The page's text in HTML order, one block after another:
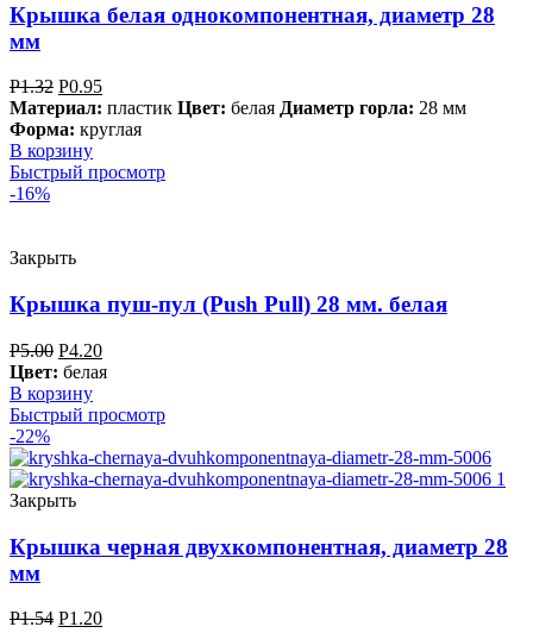
Крышка белая однокомпонентная, диаметр 28
мм
Р1.32 Р0.95
Материал: пластик Цвет: белая Диаметр горла: 28 мм
Форма: круглая
В корзину
Быстрый просмотр
-16%
Закрыть
Крышка пуш-пул (Push Pull) 28 мм. белая
Р5.00 Р4.20
Цвет: белая
В корзину
Быстрый просмотр
-22%
Закрыть
Крышка черная двухкомпонентная, диаметр 28
мм
Р1.54 Р1.20